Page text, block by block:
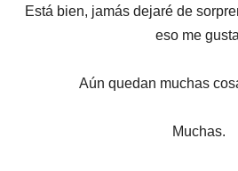
Está bien, jamás dejaré de
eso me
Aún quedan muchas
Muchas.